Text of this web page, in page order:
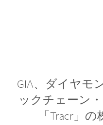
GIA、ダイヤモ
ックチェーン
「Tracr」